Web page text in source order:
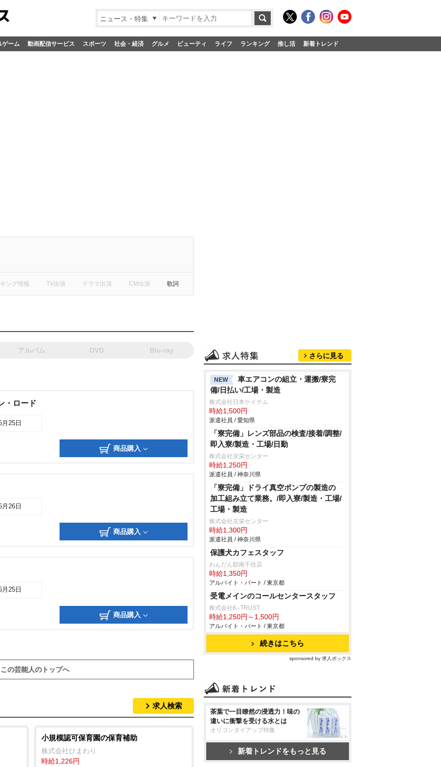
ニュース・特集
ゲーム 動画配信サービス スポーツ 社会・経済 グルメ ビューティ ライフ ランキング 推し活 新着トレンド
ング情報 TV出演 ドラマ出演 CM出演 歌詞
アルバム DVD Blu-ray
・ロード
25日
商品購入
26日
商品購入
25日
商品購入
この芸能人のトップへ
求人検索
小規模認可保育園の保育補助
株式会社ひまわり
時給1,226円
さらに見る
NEW
車エアコンの組立・運搬/寮完
備/日払い/工場・製造
株式会社日本ケイテム
時給1,500円
派遣社員 / 愛知県
「寮完備」レンズ部品の検査/接着/調整/
即入寮/製造・工場/日勤
株式会社京栄センター
時給1,250円
派遣社員 / 神奈川県
「寮完備」ドライ真空ポンプの製造の
加工組み立て業務。/即入寮/製造・工場/
工場・製造
株式会社京栄センター
時給1,300円
派遣社員 / 神奈川県
保護犬カフェスタッフ
わんだん邸南千住店
時給1,350円
アルバイト・パート / 東京都
受電メインのコールセンタースタッフ
株式会社K–TRUST
時給1,250円～1,500円
アルバイト・パート / 東京都
続きはこちら
sponsored by 求人ボックス
茶葉で一目瞭然の浸透力！味の
違いに衝撃を受ける水とは
オリコンタイアップ特集
新着トレンドをもっと見る